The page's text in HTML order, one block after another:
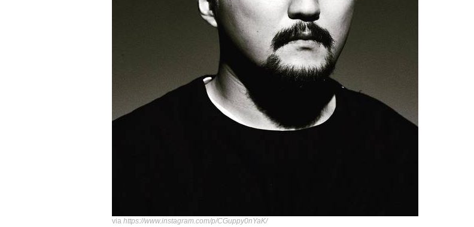
via https://www.instagram.com/p/CGuppy0nYaK/